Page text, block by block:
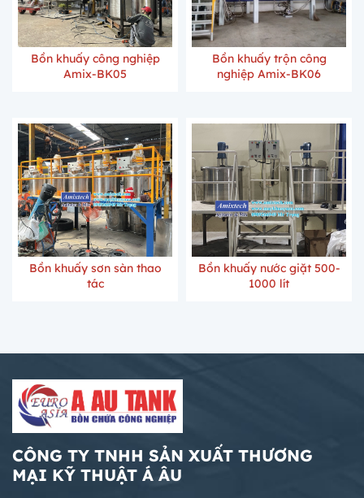
Bồn khuấy công nghiệp
Amix-BK05
Bồn khuấy trộn công
nghiệp Amix-BK06
Bồn khuấy sơn sàn thao
tác
Bồn khuấy nước giặt 500-
1000 lít
CÔNG TY TNHH SẢN XUẤT THƯƠNG
MẠI KỸ THUẬT Á ÂU